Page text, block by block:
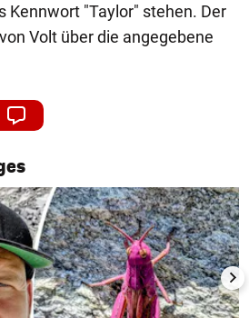
Kennwort "Taylor" stehen. Der
Volt über die angegebene